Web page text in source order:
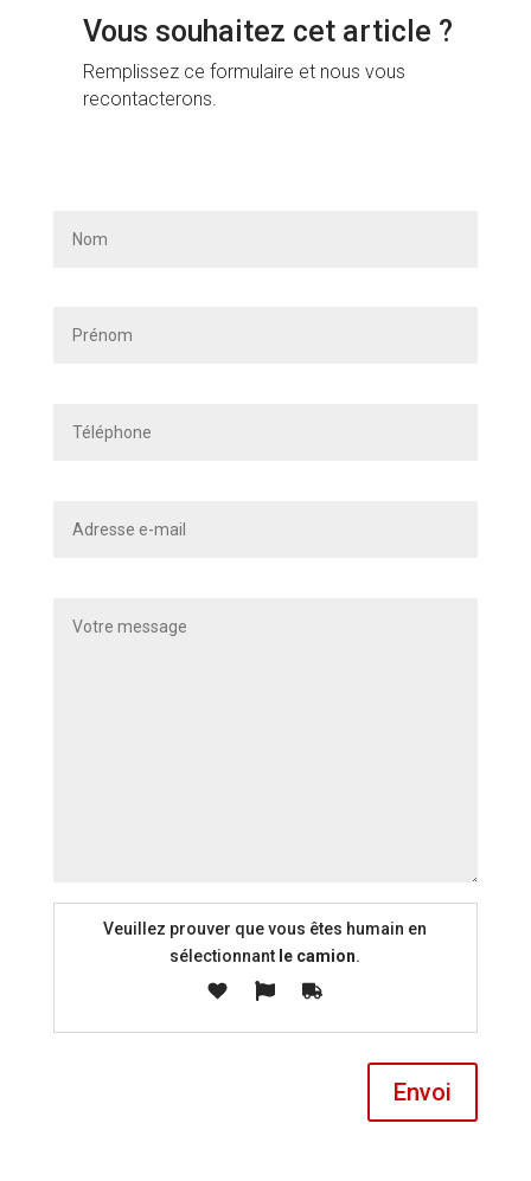
Vous souhaitez cet article ?
Remplissez ce formulaire et nous vous
recontacterons.
Veuillez prouver que vous êtes humain en
sélectionnant le camion.
Envoi